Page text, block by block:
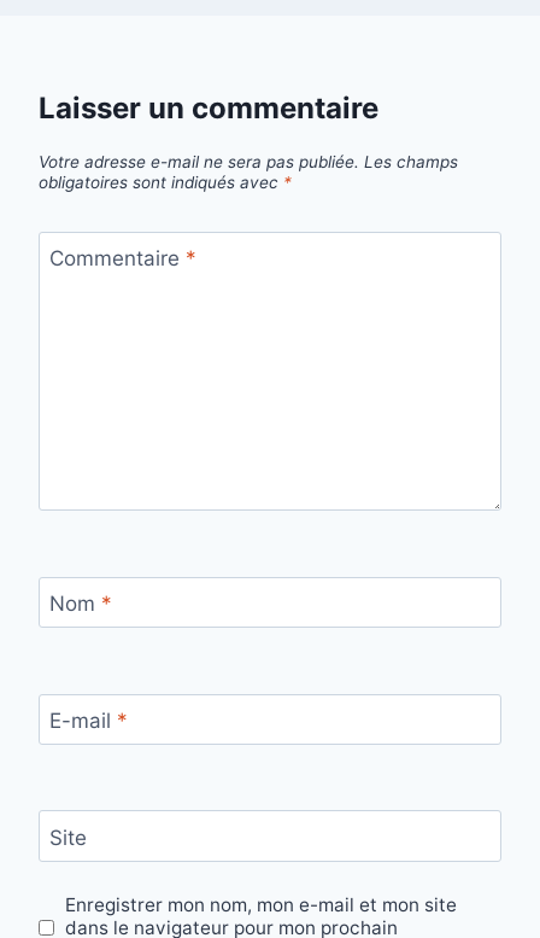
Laisser un commentaire
Votre adresse e-mail ne sera pas publiée. Les champs
obligatoires sont indiqués avec *
Commentaire *
Nom *
E-mail *
Site
Enregistrer mon nom, mon e-mail et mon site
dans le navigateur pour mon prochain